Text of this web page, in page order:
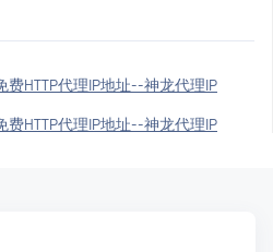
费HTTP代理IP地址--神龙代理IP
费HTTP代理IP地址--神龙代理IP